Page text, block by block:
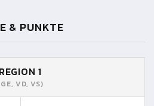
& PUNKTE
REGION 1
VD, VS)